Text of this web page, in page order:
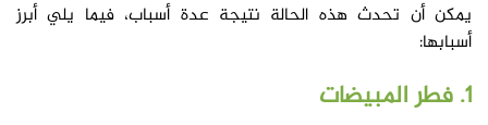
يمكن أن تحدث هذه الحالة نتيجة عدة أسباب، فيما يلي أبرز
أسبابها:
1. فطر المبيضات